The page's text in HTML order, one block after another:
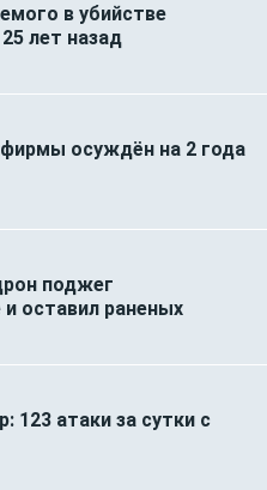
в убийстве
лет назад
осуждён на 2 года
поджег
оставил раненых
123 атаки за сутки с